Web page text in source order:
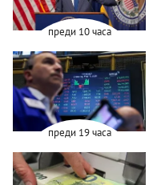
преди 10 часа
преди 19 часа